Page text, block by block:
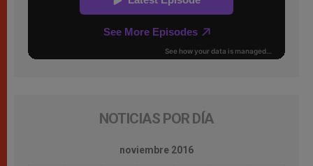
NOTICIAS POR DÍA
noviembre 2016